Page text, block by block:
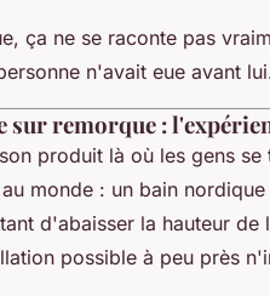
ça ne se raconte pas
n'avait eue avant
sur remorque :
produit là où les gens
monde : un bain
d'abaisser la hauteur
possible à peu près